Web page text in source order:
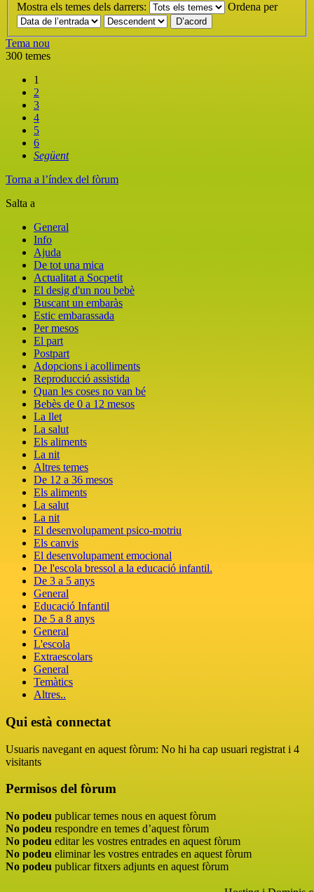
Mostra els temes dels darrers: Ordena per
Tema nou
300 temes
1
2
3
4
5
6
Següent
Torna a l’índex del fòrum
Salta a
General
Info
Ajuda
De tot una mica
Actualitat a Socpetit
El desig d'un nou bebè
Buscant un embaràs
Estic embarassada
Per mesos
El part
Postpart
Adopcions i acolliments
Reproducció assistida
Quan les coses no van bé
Bebès de 0 a 12 mesos
La llet
La salut
Els aliments
La nit
Altres temes
De 12 a 36 mesos
Els aliments
La salut
La nit
El desenvolupament psico-motriu
Els canvis
El desenvolupament emocional
De l'escola bressol a la educació infantil.
De 3 a 5 anys
General
Educació Infantil
De 5 a 8 anys
General
L'escola
Extraescolars
General
Temàtics
Altres..
Qui està connectat
Usuaris navegant en aquest fòrum: No hi ha cap usuari registrat i 4
visitants
Permisos del fòrum
No podeu publicar temes nous en aquest fòrum
No podeu respondre en temes d’aquest fòrum
No podeu editar les vostres entrades en aquest fòrum
No podeu eliminar les vostres entrades en aquest fòrum
No podeu publicar fitxers adjunts en aquest fòrum